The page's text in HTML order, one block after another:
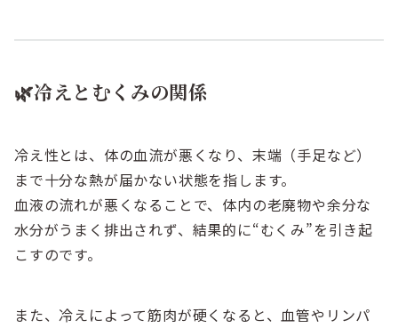
🌿冷えとむくみの関係
冷え性とは、体の血流が悪くなり、末端（手足など）
まで十分な熱が届かない状態を指します。
血液の流れが悪くなることで、体内の老廃物や余分な
水分がうまく排出されず、結果的に“むくみ”を引き起
こすのです。
また、冷えによって筋肉が硬くなると、血管やリンパ